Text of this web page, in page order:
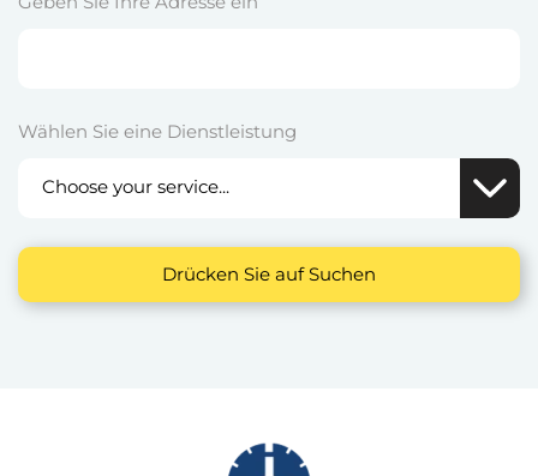
Wählen Sie eine Dienstleistung
Choose your service...
Drücken Sie auf Suchen